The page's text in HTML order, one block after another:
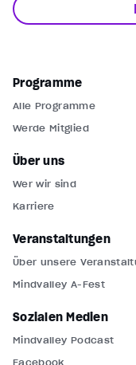
Programme
Alle Programme
Werde Mitglied
Über uns
Wer wir sind
Karriere
Veranstaltungen
Über unsere
Mindvalley A-Fest
Sozialen Medien
Mindvalley Podcast
Facebook